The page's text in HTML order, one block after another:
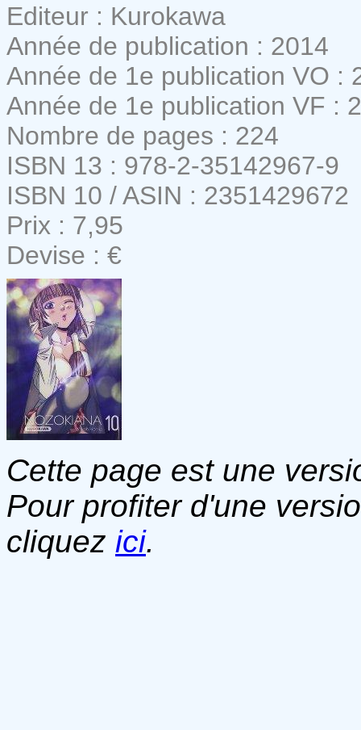
Editeur : Kurokawa
Année de publication : 2014
Année de 1e publication VO :
Année de 1e publication VF :
Nombre de pages : 224
ISBN 13 : 978-2-35142967-9
ISBN 10 / ASIN : 2351429672
Prix : 7,95
Devise : €
Cette page est une
Pour profiter d'une
cliquez ici.